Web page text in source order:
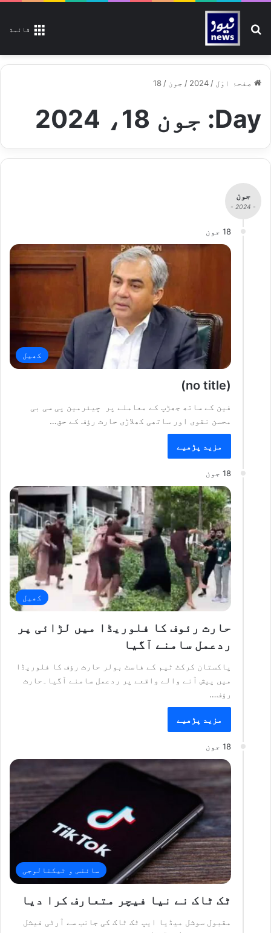
قائمة تلاش کیجیے
صفحۂ اوّل /
2024
/ جون /
18
Day: جون 18، 2024
جون
- 2024 -
18 جون
کھیل
(no title)
فین کے ساتھ جھڑپ کے معاملے پر چیئرمین پی سی بی
محسن نقوی اور ساتھی کھلاڑی حارث رؤف کے حق…
مزید پڑھیے
18 جون
کھیل
حارث رئوف کا فلوریڈا میں لڑائی پر
ردعمل سامنے آگیا
پاکستان کرکٹ ٹیم کے فاسٹ بولر حارث رؤف کا فلوریڈا
میں پیش آنے والے واقعے پر ردعمل سامنے آگیا۔حارث
رؤف…
مزید پڑھیے
18 جون
سائنس و ٹیکنالوجی
ٹک ٹاک نے نیا فیچر متعارف کرا دیا
مقبول سوشل میڈیا ایپ ٹک ٹاک کی جانب سے آرٹی فیشل